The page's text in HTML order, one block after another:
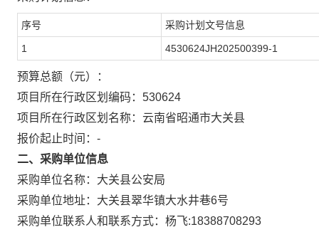
序号 采购计划文号信息
1 4530624JH202500399-1
预算总额（元）：
项目所在行政区划编码： 530624
项目所在行政区划名称： 云南省昭通市大关县
报价起止时间：-
二、采购单位信息
采购单位名称： 大关县公安局
采购单位地址： 大关县翠华镇大水井巷6号
采购单位联系人和联系方式： 杨飞:18388708293